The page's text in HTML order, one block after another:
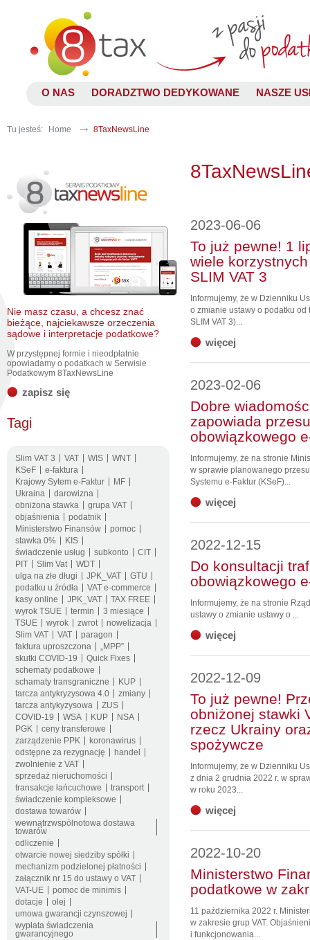
O NAS DORADZTWO DEDYKOWANE NASZE
Tu jesteś: Home 8TaxNewsLine
Nie masz czasu, a chcesz znać
bieżące, najciekawsze orzeczenia
sądowe i interpretacje podatkowe?
W przystępnej formie i nieodpłatnie
opowiadamy o podatkach w Serwisie
Podatkowym 8TaxNewsLine
zapisz się
Tagi
Slim VAT 3 VAT WIS
WNT
KSeF
e-faktura
Krajowy Sytem e-Faktur
MF
Ukraina
darowizna
obniżona stawka
grupa VAT
objaśnienia
podatnik
Ministerstwo Finansów
pomoc
stawka 0%
KIS
świadczenie usług
subkonto
CIT
PIT
Slim Vat
WDT
ulga na złe długi
JPK_VAT
GTU
podatku u źródła
VAT e-commerce
kasy online
JPK_VAT
TAX FREE
wyrok TSUE
termin
3 miesiące
TSUE
wyrok zwrot
nowelizacja
Slim VAT
VAT
paragon
faktura uproszczona
„MPP”
skutki COVID-19
Quick Fixes
schematy podatkowe
schamaty transgraniczne
KUP
tarcza antykryzysowa 4.0
zmiany
tarcza antykyzysowa
ZUS
COVID-19
WSA KUP
NSA
PGK
ceny transferowe
zarządzenie PPK
koronawirus
odstępne za rezygnację
handel
zwolnienie z VAT
sprzedaż nieruchomości
transakcje łańcuchowe
transport
świadczenie kompleksowe
dostawa towarów
wewnątrzwspólnotowa dostawa
towarów
odliczenie
otwarcie nowej siedziby spółki
mechanizm podzielonej płatności
załącznik nr 15 do ustawy o VAT
VAT-UE
pomoc de minimis
dotacje
olej
umowa gwarancji czynszowej
wypłata świadczenia
gwarancyjnego
2023-06-06
To już pewne! 1
wiele
SLIM VAT 3
Informujemy, że w Dzienniku
o zmianie ustawy o podatku od
SLIM VAT 3)...
więcej
2023-02-06
Dobre
zapowiada
obowiązkowego
Informujemy, że na stronie
w sprawie planowanego
Systemu e-Faktur (KSeF)...
więcej
2022-12-15
Do konsultacji
obowiązkowego
Informujemy, że na stronie
ustawy o zmianie ustawy o ...
więcej
2022-12-09
To już pewne!
obniżonej stawki
rzecz Ukrainy
spożywcze
Informujemy, że w Dzienniku
z dnia 2 grudnia 2022 r. w
w roku 2023...
więcej
2022-10-20
Ministerstwo
podatkowe w
11 października 2022 r.
w zakresie grup VAT.
i funkcjonowania...